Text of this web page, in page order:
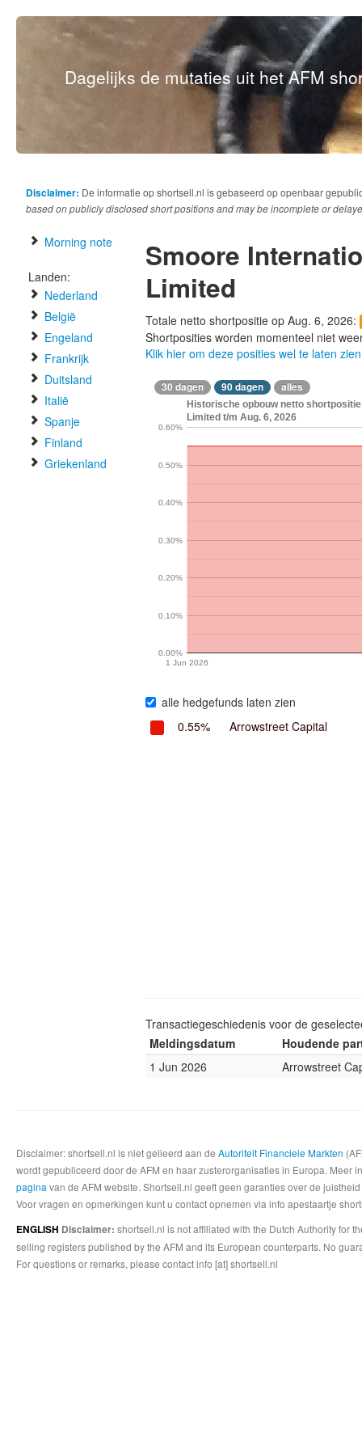
Dagelijks de mutaties uit het AFM
Disclaimer: De informatie op shortsell.nl is gebaseerd op openbaar
based on publicly disclosed short positions and may be incomplete or
Morning note
Landen:
Nederland
België
Engeland
Frankrijk
Duitsland
Italië
Spanje
Finland
Griekenland
Smoore
Limited
Totale netto shortpositie op Aug. 6, 2026:
Shortposities worden momenteel niet
Klik hier om deze posities wel te laten zien
30 dagen 90 dagen alles
Historische opbouw netto
Limited t/m Aug. 6, 2026
1 Jun 2026
0.00%
0.10%
0.20%
0.30%
0.40%
0.50%
0.60%
alle hedgefunds laten zien
0.55%
Arrowstreet Capital
Transactiegeschiedenis voor de
Meldingsdatum
Houdende
1 Jun 2026
Arrowstreet
Disclaimer: shortsell.nl is niet gelieerd aan de Autoriteit Financiele Markten
wordt gepubliceerd door de AFM en haar zusterorganisaties in Europa.
pagina van de AFM website. Shortsell.nl geeft geen garanties over de
Voor vragen en opmerkingen kunt u contact opnemen via info apestaartje
ENGLISH Disclaimer: shortsell.nl is not affiliated with the Dutch Authority for
selling registers published by the AFM and its European counterparts. No
For questions or remarks, please contact info [at] shortsell.nl